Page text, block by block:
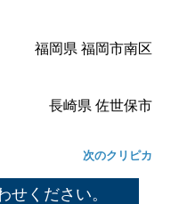
福岡県 福岡市南区
長崎県 佐世保市
次のクリピカ
せください。